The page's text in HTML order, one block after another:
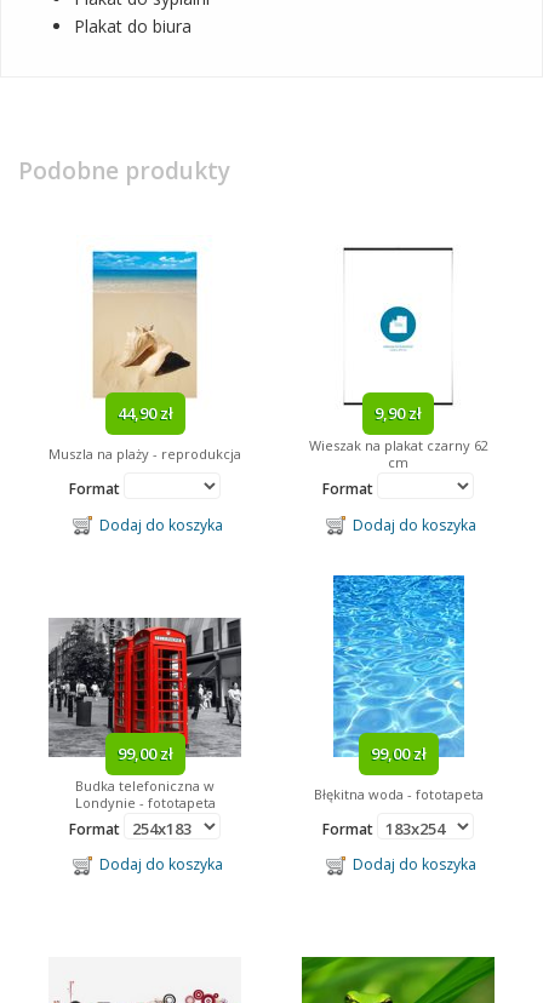
Plakat do biura
Podobne produkty
44,90 zł
Muszla na plaży - reprodukcja
Format
Dodaj do koszyka
9,90 zł
Wieszak na plakat czarny 62
cm
Format
Dodaj do koszyka
99,00 zł
Budka telefoniczna w
Londynie - fototapeta
Format
Dodaj do koszyka
99,00 zł
Błękitna woda - fototapeta
Format
Dodaj do koszyka